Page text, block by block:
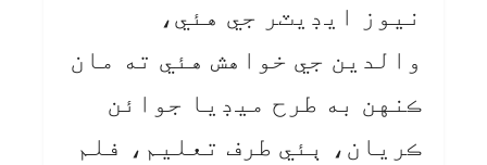
نيوز ايڊيٽر جي هئي،
والدين جي خواهش هئي ته مان
ڪنهن به طرح ميڊيا جوائن
ڪريان، ٻئي طرف تعليم، فلم